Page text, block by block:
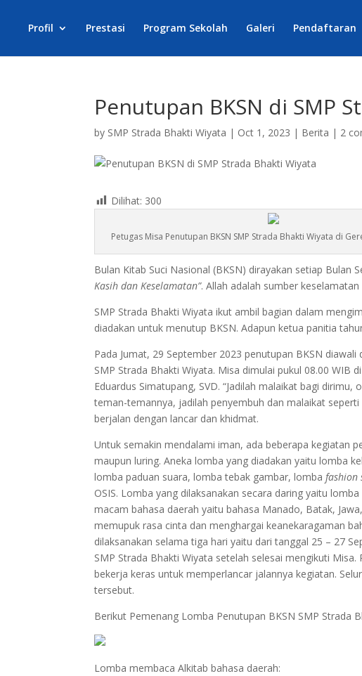
Profil Prestasi Program Sekolah Galeri Pendaftaran
Penutupan BKSN di SMP
by SMP Strada Bhakti Wiyata | Oct 1, 2023 | Berita | 2
Dilihat: 300
Petugas Misa Penutupan BKSN SMP Strada Bhakti Wiyata di
Bulan Kitab Suci Nasional (BKSN) dirayakan setiap Bulan
Kasih dan Keselamatan”. Allah adalah sumber
SMP Strada Bhakti Wiyata ikut ambil bagian dalam
diadakan untuk menutup BKSN. Adapun ketua panitia
Pada Jumat, 29 September 2023 penutupan BKSN
SMP Strada Bhakti Wiyata. Misa dimulai pukul 08.00 WIB
Eduardus Simatupang, SVD. “Jadilah malaikat bagi
teman-temannya, jadilah penyembuh dan malaikat
berjalan dengan lancar dan khidmat.
Untuk semakin mendalami iman, ada beberapa kegiatan
maupun luring. Aneka lomba yang diadakan yaitu lomba
lomba paduan suara, lomba tebak gambar, lombafashion
OSIS. Lomba yang dilaksanakan secara daring yaitu
macam bahasa daerah yaitu bahasa Manado, Batak,
memupuk rasa cinta dan menghargai keanekaragaman
dilaksanakan selama tiga hari yaitu dari tanggal 25 – 27
SMP Strada Bhakti Wiyata setelah selesai mengikuti
bekerja keras untuk memperlancar jalannya kegiatan.
tersebut.
Berikut Pemenang Lomba Penutupan BKSN SMP Strada
Lomba membaca Alkitab bahasa daerah: